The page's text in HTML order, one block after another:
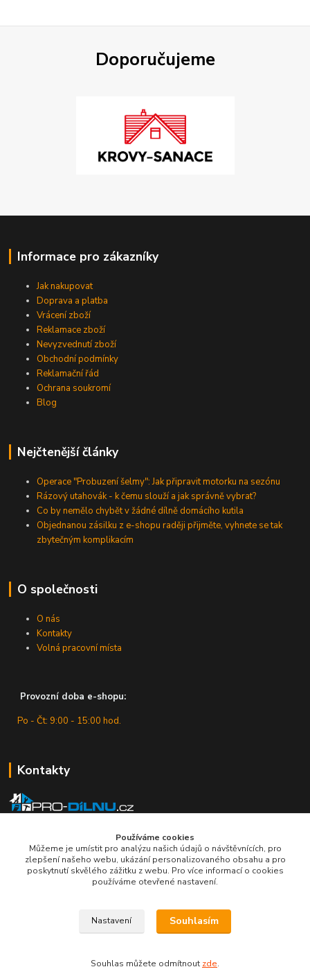
Doporučujeme
Informace pro zákazníky
Jak nakupovat
Doprava a platba
Vrácení zboží
Reklamace zboží
Nevyzvednutí zboží
Obchodní podmínky
Reklamační řád
Ochrana soukromí
Blog
Nejčtenější články
Operace "Probuzení šelmy": Jak připravit motorku na sezónu
Rázový utahovák - k čemu slouží a jak správně vybrat?
Co by nemělo chybět v žádné dílně domácího kutila
Objednanou zásilku z e-shopu raději přijměte, vyhnete se tak
zbytečným komplikacím
O společnosti
O nás
Kontakty
Volná pracovní místa
Provozní doba e-shopu:
Po - Čt: 9:00 - 15:00 hod.
Kontakty
+420 607 430 416
(Po - Čt: 9 - 15 hod.)
info@pro-dilnu.cz
© Copyright 2019 - 2026 R&K Company, s.r.o. Všechna práva vyhrazena.
Používáme cookies
Můžeme je umístit pro analýzu našich údajů o návštěvnících, pro
zlepšení našeho webu, ukázání personalizovaného obsahu a pro
poskytnutí skvělého zážitku z webu. Pro více informací o cookies
používáme otevřené nastavení.
Nastavení Souhlasím
Souhlas můžete odmítnout zde.